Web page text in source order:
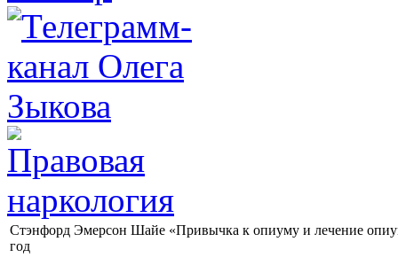
Стэнфорд Эмерсон Шайе «Привычка к опиуму и лечение
год